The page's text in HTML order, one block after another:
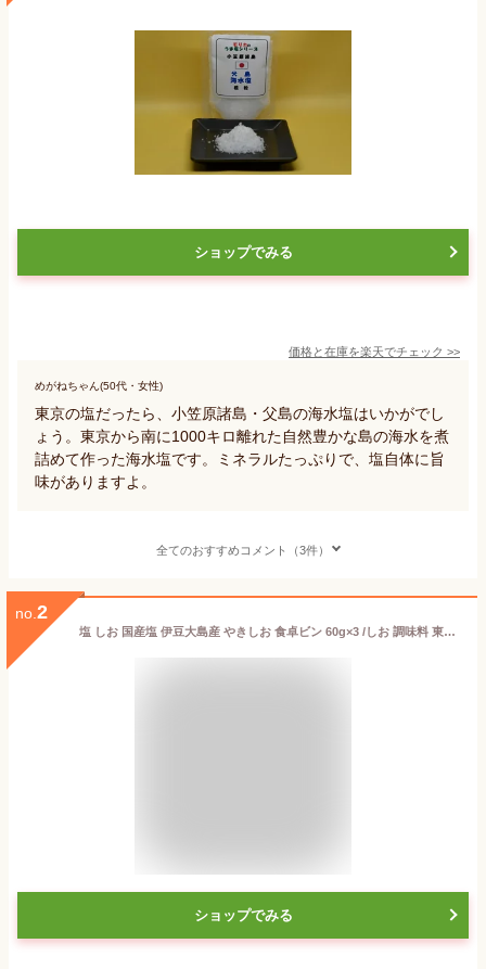
ショップでみる
価格と在庫を楽天でチェック >>
めがねちゃん(50代・女性)
東京の塩だったら、小笠原諸島・父島の海水塩はいかがでし
ょう。東京から南に1000キロ離れた自然豊かな島の海水を煮
詰めて作った海水塩です。ミネラルたっぷりで、塩自体に旨
味がありますよ。
全てのおすすめコメント（3件）
no. 2
塩 しお 国産塩 伊豆大島産 やきしお 食卓ビン 60g×3 /しお 調味料 東京 伊豆大島 漬物 漬け物 和食 洋食 中華 調理 料理 塩蔵 味噌 焼き魚 食塩 伝統 焼き塩 焼塩 無添加 瓶 ビン 海の精 国産
ショップでみる